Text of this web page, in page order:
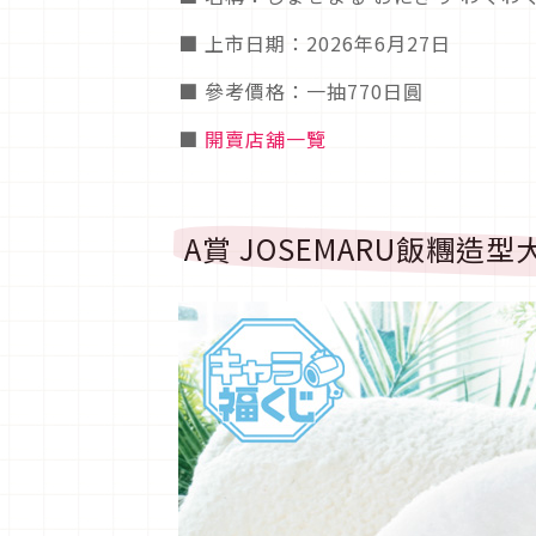
■ 上市日期：2026年6月27日
■ 參考價格：一抽770日圓
■ 開賣店舖一覽
A賞 JOSEMARU飯糰造型